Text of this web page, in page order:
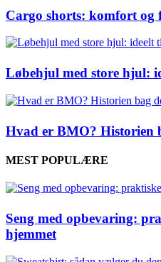
Cargo shorts: komfort og
Løbehjul med store hjul:
Hvad er BMO? Historien
MEST POPULÆRE
Seng med opbevaring:
hjemmet